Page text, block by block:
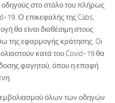
οδηγούς στο στόλο του πλήρως
19. Ο επικεφαλής της Cabs,
θα είναι διαθέσιμη στους
της εφαρμογής κράτησης. Oι
κατά του Covid-19 θα
φαγητού, όπου η επαφή
εμβολιασμού όλων των οδηγών